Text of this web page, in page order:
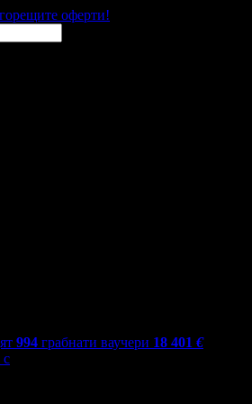
оферти!
994 грабнати ваучери 18 401 €
с